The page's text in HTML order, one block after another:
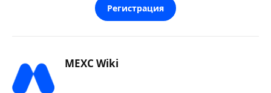
Регистрация
MEXC Wiki